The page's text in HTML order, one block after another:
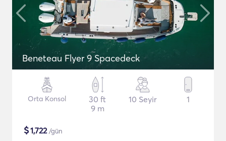
Beneteau Flyer 9 Spacedeck
Orta Konsol
30 ft
9 m
10 Seyir 1
$1,722/gün